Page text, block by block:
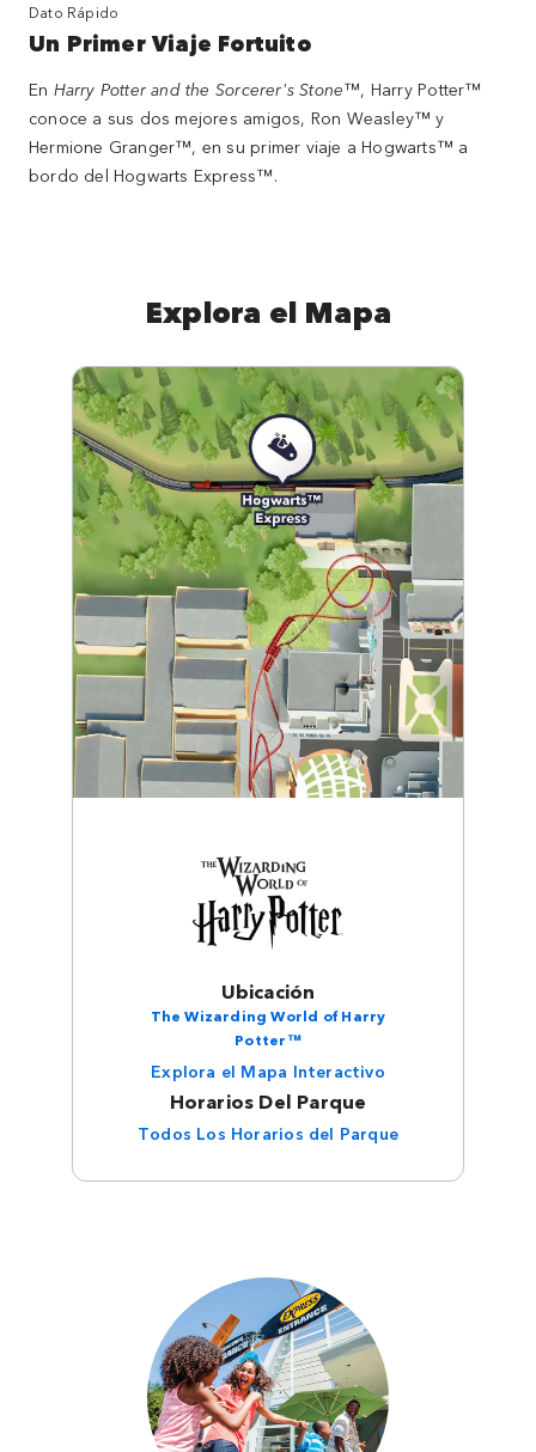
Dato Rápido
Un Primer Viaje Fortuito
En Harry Potter and the Sorcerer's Stone™, Harry Potter™
conoce a sus dos mejores amigos, Ron Weasley™ y
Hermione Granger™, en su primer viaje a Hogwarts™ a
bordo del Hogwarts Express™.
Explora el Mapa
Ubicación
The Wizarding World of Harry
Potter™
Explora el Mapa Interactivo
Horarios Del Parque
Todos Los Horarios del Parque